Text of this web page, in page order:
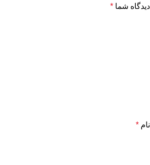
دیدگاه شما *
نام *